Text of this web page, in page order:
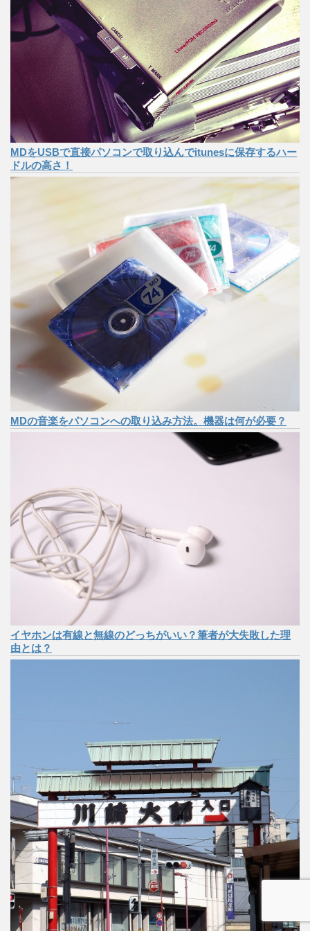
MDをUSBで直接パソコンで取り込んでitunesに保存するハー
ドルの高さ！
MDの音楽をパソコンへの取り込み方法。機器は何が必要？
イヤホンは有線と無線のどっちがいい？筆者が大失敗した理
由とは？